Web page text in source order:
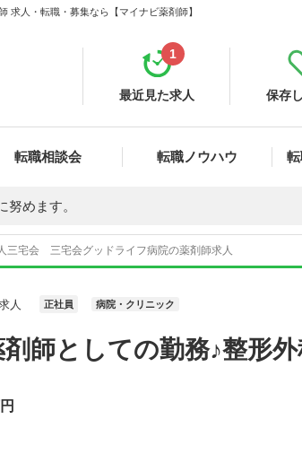
人・転職・募集なら【マイナビ薬剤師】
最近見た求人
1
保存
転職相談会 転職ノウハウ
めます。
三宅会 三宅会グッドライフ病院の薬剤師求人
人 正社員 病院・クリニック
剤師としての勤務♪整形